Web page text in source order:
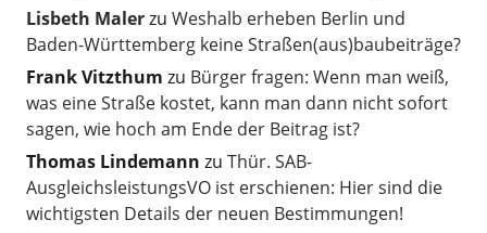
Lisbeth Malerzu Weshalb erheben Berlin und
Baden-Württemberg keine Straßen(aus)baubeiträge?
Frank Vitzthum zu Bürger fragen: Wenn man weiß,
was eine Straße kostet, kann man dann nicht sofort
sagen, wie hoch am Ende der Beitrag ist?
Thomas Lindemann zu Thür. SAB-
AusgleichsleistungsVO ist erschienen: Hier sind die
wichtigsten Details der neuen Bestimmungen!